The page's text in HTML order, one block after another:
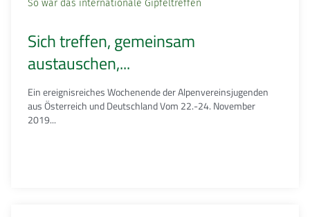
So war das internationale Gipfeltreffen
Sich treffen, gemeinsam
austauschen,...
Ein ereignisreiches Wochenende der Alpenvereinsjugenden
aus Österreich und Deutschland Vom 22.-24. November
2019...